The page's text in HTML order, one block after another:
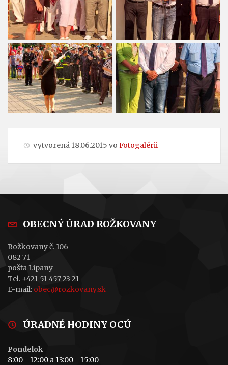
vytvorená 18.06.2015 vo Fotogalérii
OBECNÝ ÚRAD ROŽKOVANY
Rožkovany č. 106
082 71
pošta Lipany
Tel. +421 51 457 23 21
E-mail: obec@rozkovany.sk
ÚRADNÉ HODINY OCÚ
Pondelok
8:00 - 12:00 a 13:00 - 15:00